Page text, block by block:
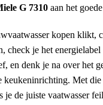
G 7310 aan het
kopen klikt,
check je het
en denk je na over het
keukeninrichting. Met die
je de juiste vaatwasser